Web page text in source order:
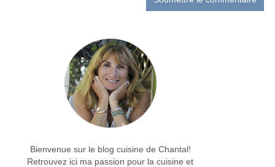
Bienvenue sur le blog cuisine de Chantal!
Retrouvez ici ma passion pour la cuisine et